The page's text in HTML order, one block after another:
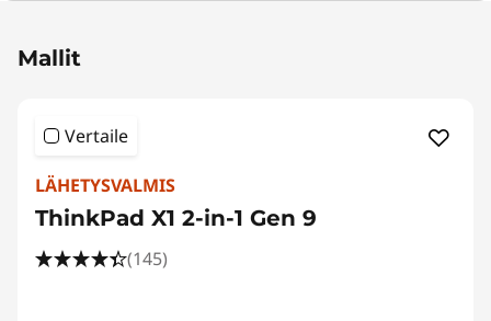
Mallit
Vertaile
LÄHETYSVALMIS
ThinkPad X1 2-in-1 Gen 9
(145)